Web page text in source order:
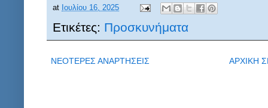
at Ιουλίου 16, 2025
Ετικέτες: Προσκυνήματα
ΝΕΟΤΕΡΕΣ ΑΝΑΡΤΗΣΕΙΣ ΑΡΧΙΚΗ